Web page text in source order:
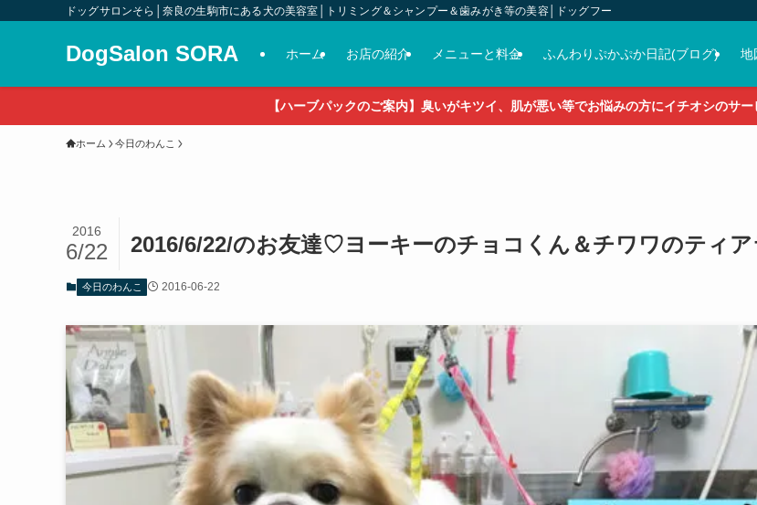
ドッグサロンそら│奈良の生駒市にある犬の美容室│トリミング＆シャンプー＆歯みがき等の美容│ドッグフード＆おやつ＆各種グッズの販
DogSalon SORA ホーム お店の紹介 メニューと料金 ふんわりぷかぷか日記(ブログ) 地
【ハーブパックのご案内】臭いがキツイ、肌が悪い等でお悩みの方にイチオシのサ
ホーム 今日のわんこ
2016/6/22/のお友達♡ヨーキーのチョコくん＆チワワのティ
2016
6/22
今日のわんこ 2016-06-22